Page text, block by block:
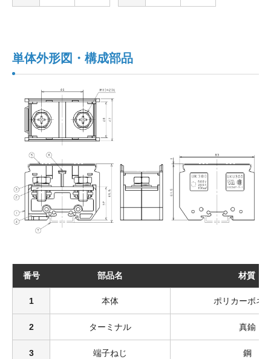
単体外形図・構成部品
番号 部品名 材質
1 本体 ポリカーボネ
2 ターミナル 真鍮
3 端子ねじ 鋼